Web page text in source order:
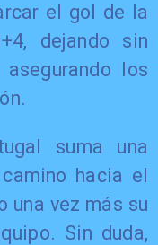
el gol de la
dejando sin
los
suma una
hacia el
una vez más su
Sin duda,